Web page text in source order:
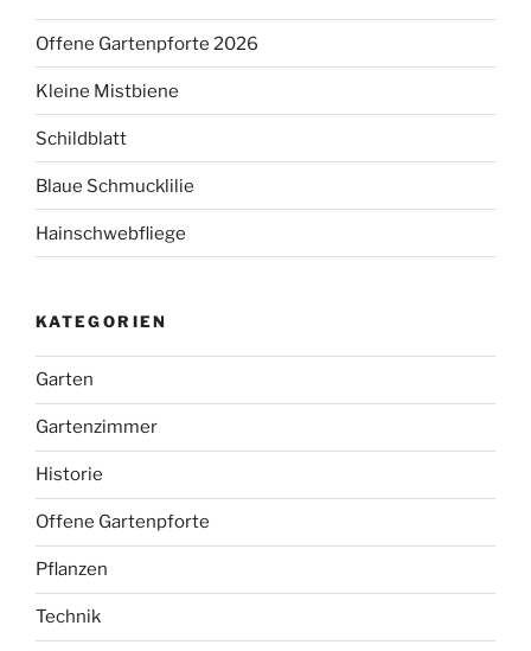
Offene Gartenpforte 2026
Kleine Mistbiene
Schildblatt
Blaue Schmucklilie
Hainschwebfliege
KATEGORIEN
Garten
Gartenzimmer
Historie
Offene Gartenpforte
Pflanzen
Technik